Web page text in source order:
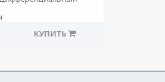
КУПИТЬ